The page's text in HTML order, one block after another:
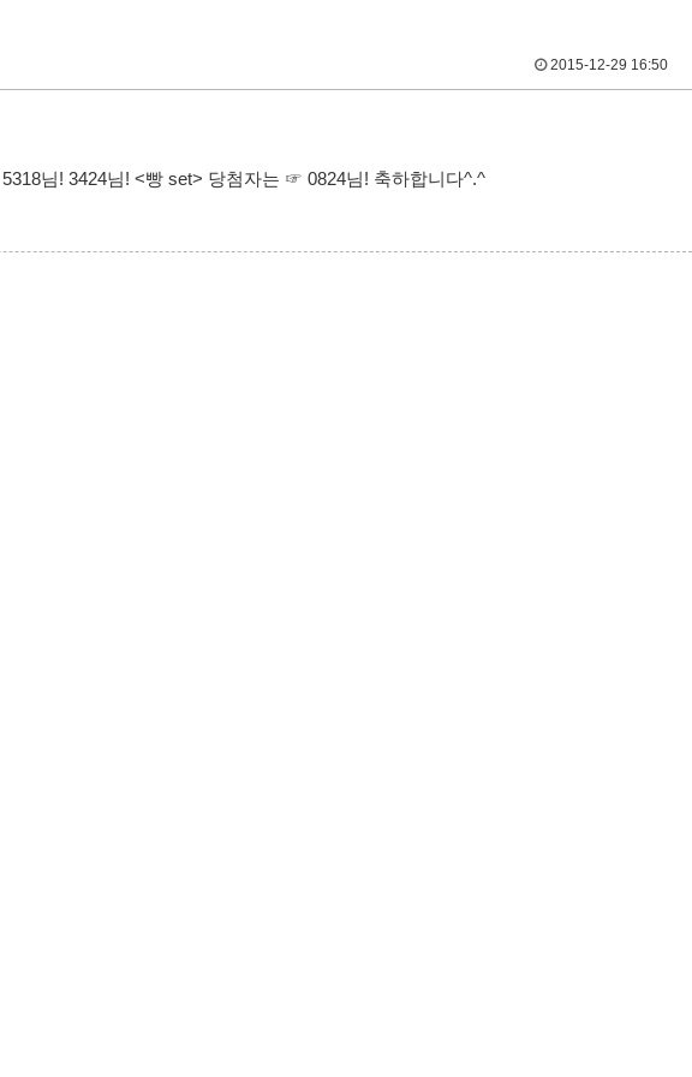
2015-12-29 16:50
님! 3424님! <빵 set> 당첨자는 ☞ 0824님! 축하합니다^.^